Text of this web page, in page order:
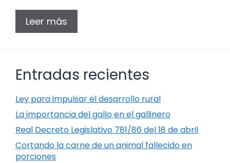
Leer más
Entradas recientes
Ley para impulsar el desarrollo rural
La importancia del gallo en el gallinero
Real Decreto Legislativo 781/86 del 18 de abril
Cortando la carne de un animal fallecido en
porciones